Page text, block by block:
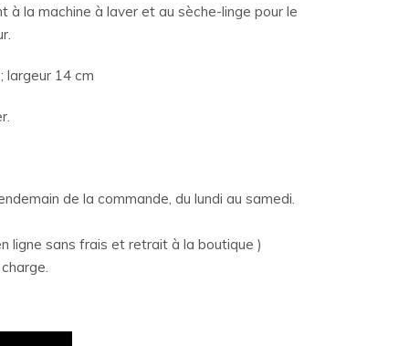
à la machine à laver et au sèche-linge pour le
largeur 14 cm
de la commande, du lundi au samedi.
ligne sans frais et retrait à la boutique )